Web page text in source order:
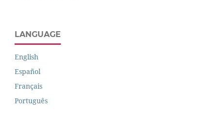
LANGUAGE
English
Español
Français
Português